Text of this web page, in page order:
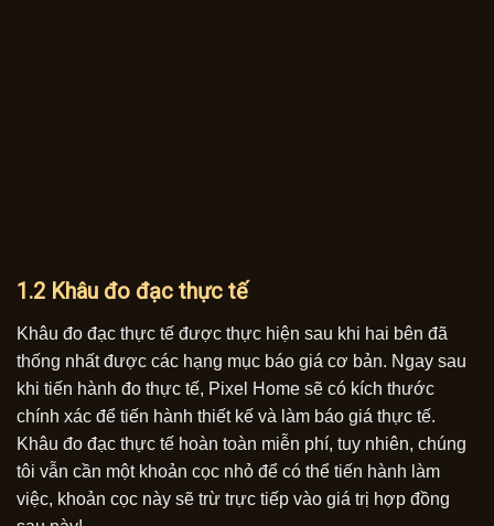
1.2 Khâu đo đạc thực tế
Khâu đo đạc thực tế được thực hiện sau khi hai bên đã
thống nhất được các hạng mục báo giá cơ bản. Ngay sau
khi tiến hành đo thực tế, Pixel Home sẽ có kích thước
chính xác để tiến hành thiết kế và làm báo giá thực tế.
Khâu đo đạc thực tế hoàn toàn miễn phí, tuy nhiên, chúng
tôi vẫn cần một khoản cọc nhỏ để có thể tiến hành làm
việc, khoản cọc này sẽ trừ trực tiếp vào giá trị hợp đồng